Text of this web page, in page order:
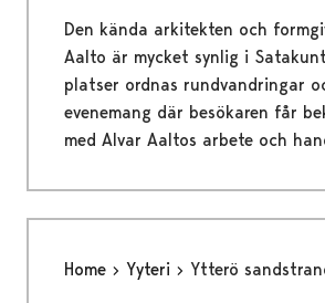
Den kända arkitekten och
Aalto är mycket synlig i
platser ordnas rundvandringar
evenemang där besökaren får
med Alvar Aaltos arbete och
Home Yyteri Ytterö